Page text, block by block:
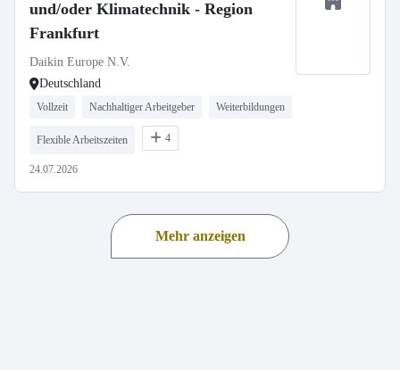
und/oder Klimatechnik - Region
Frankfurt
Daikin Europe N.V.
Deutschland
Vollzeit Nachhaltiger Arbeitgeber Weiterbildungen
Flexible Arbeitszeiten 4
24.07.2026
Mehr anzeigen